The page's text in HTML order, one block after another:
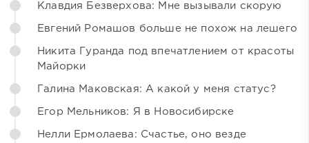
Клавдия Безверхова: Мне вызывали скорую
Евгений Ромашов больше не похож на лешего
Никита Гуранда под впечатлением от красоты
Майорки
Галина Маковская: А какой у меня статус?
Егор Мельников: Я в Новосибирске
Нелли Ермолаева: Счастье, оно везде